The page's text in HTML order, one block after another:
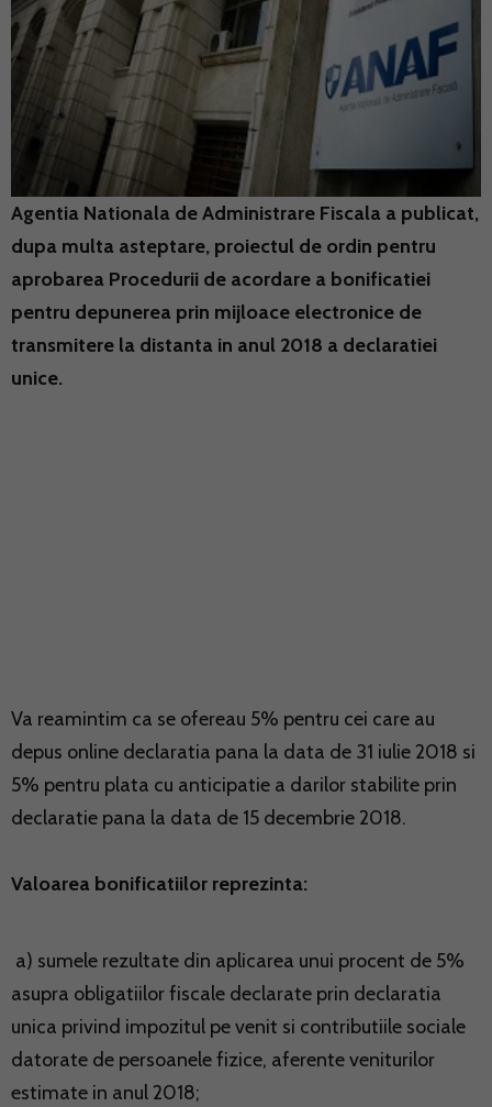
Agentia Nationala de Administrare Fiscala a publicat,
dupa multa asteptare, proiectul de ordin pentru
aprobarea Procedurii de acordare a bonificatiei
pentru depunerea prin mijloace electronice de
transmitere la distanta in anul 2018 a declaratiei
unice.
Va reamintim ca se ofereau 5% pentru cei care au
depus online declaratia pana la data de 31 iulie 2018 si
5% pentru plata cu anticipatie a darilor stabilite prin
declaratie pana la data de 15 decembrie 2018.
Valoarea bonificatiilor reprezinta:
a) sumele rezultate din aplicarea unui procent de 5%
asupra obligatiilor fiscale declarate prin declaratia
unica privind impozitul pe venit si contributiile sociale
datorate de persoanele fizice, aferente veniturilor
estimate in anul 2018;